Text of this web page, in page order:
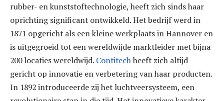
rubber- en kunststoftechnologie, heeft zich sinds haar
oprichting significant ontwikkeld. Het bedrijf werd in
1871 opgericht als een kleine werkplaats in Hannover en
is uitgegroeid tot een wereldwijde marktleider met bijna
200 locaties wereldwijd. Contitechheeft zich altijd
gericht op innovatie en verbetering van haar producten.
In 1892 introduceerde zij het luchtveersysteem, een